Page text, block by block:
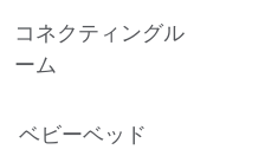
コネクティングル
ーム
ベビーベッド